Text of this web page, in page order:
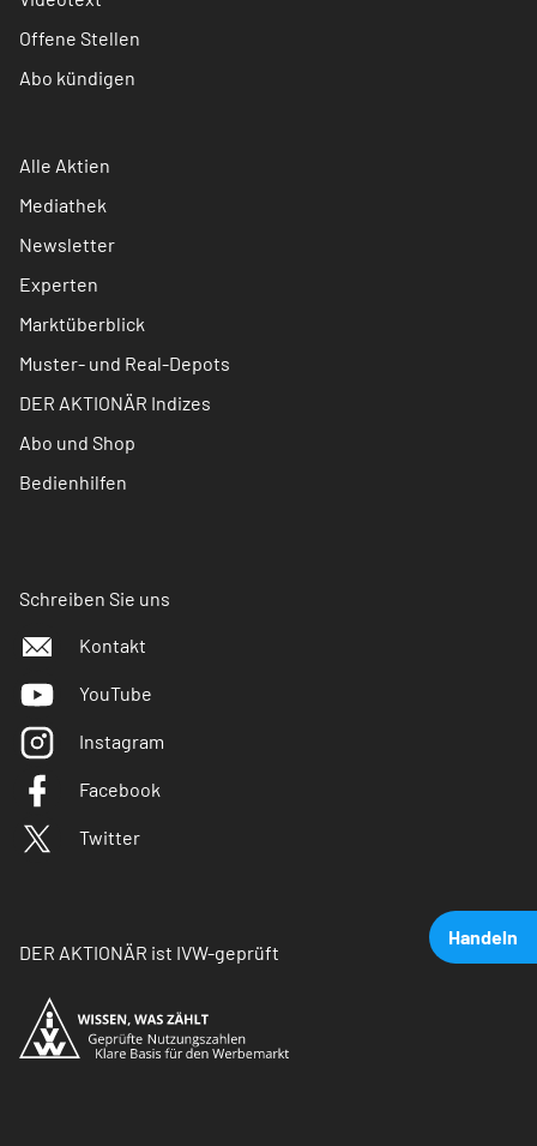
Handeln
Offene Stellen
Abo kündigen
Alle Aktien
Mediathek
Newsletter
Experten
Marktüberblick
Muster- und Real-Depots
DER AKTIONÄR Indizes
Abo und Shop
Bedienhilfen
Schreiben Sie uns
Kontakt
YouTube
Instagram
Facebook
Twitter
DER AKTIONÄR ist IVW-geprüft